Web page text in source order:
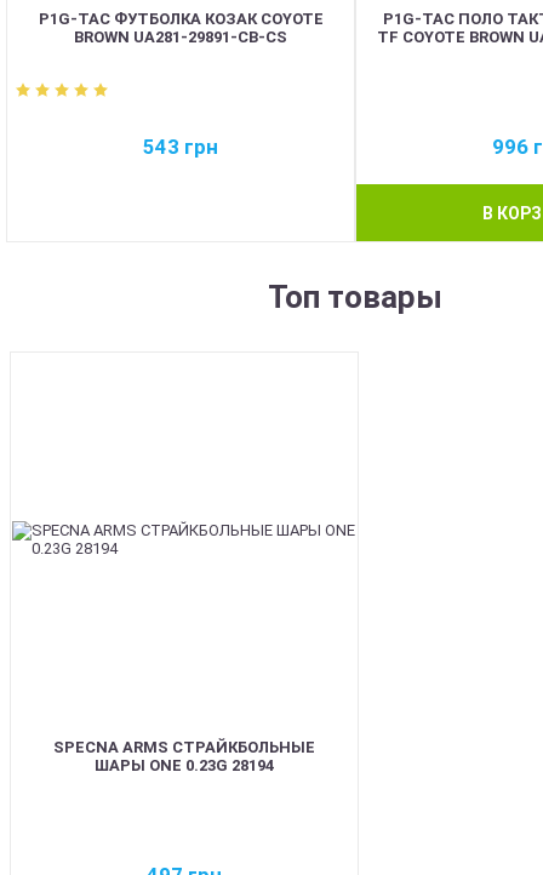
P1G-TAC ФУТБОЛКА КОЗАК COYOTE
BROWN UA281-29891-CB-CS
543 грн
P1G-TAC ПОЛО
TF COYOTE BROWN
996
В
Топ товары
SPECNA ARMS СТРАЙКБОЛЬНЫЕ
ШАРЫ ONE 0.23G 28194